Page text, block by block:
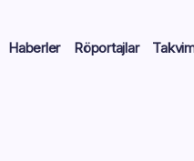
Haberler Röportajlar